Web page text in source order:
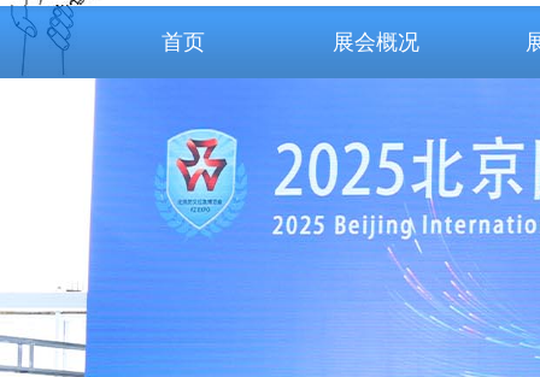
首页 展会概况